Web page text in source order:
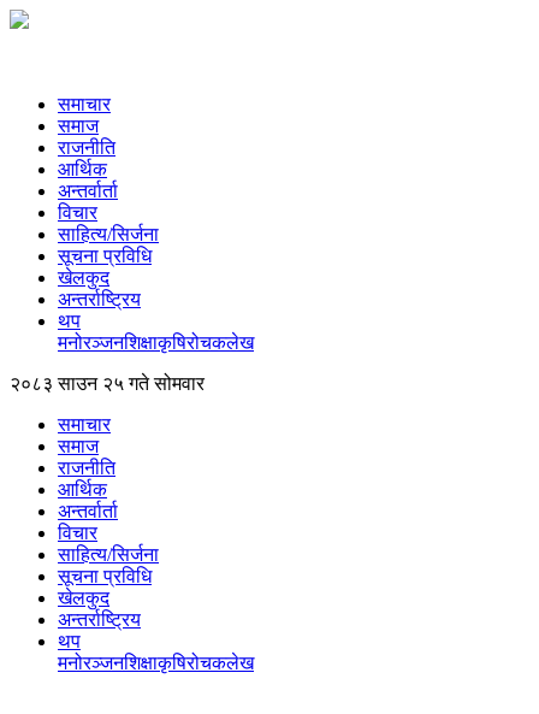
समाचार
समाज
राजनीति
आर्थिक
अन्तर्वार्ता
विचार
साहित्य/सिर्जना
सूचना प्रविधि
खेलकुद
अन्तर्राष्ट्रिय
थप
मनोरञ्‍जनशिक्षाकृषिरोचकलेख
२०८३ साउन २५ गते सोमवार
समाचार
समाज
राजनीति
आर्थिक
अन्तर्वार्ता
विचार
साहित्य/सिर्जना
सूचना प्रविधि
खेलकुद
अन्तर्राष्ट्रिय
थप
मनोरञ्‍जनशिक्षाकृषिरोचकलेख